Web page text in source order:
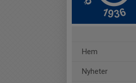
Hem
Nyheter